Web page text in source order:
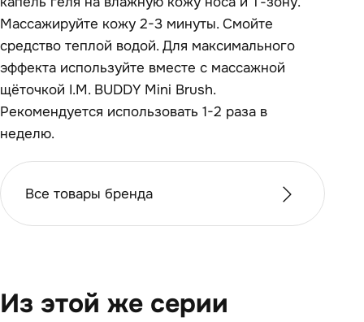
Массажируйте кожу 2-3 минуты. Смойте
средство теплой водой. Для максимального
эффекта используйте вместе с массажной
щёточкой I.M. BUDDY Mini Brush.
Рекомендуется использовать 1-2 раза в
неделю.
Все товары бренда
Из этой же серии